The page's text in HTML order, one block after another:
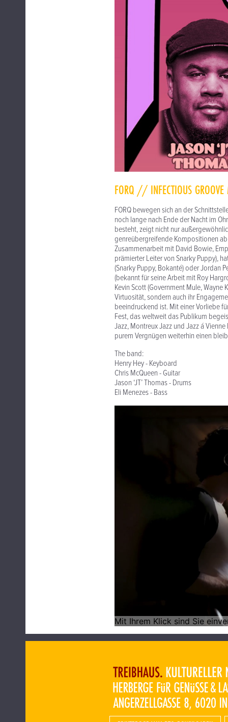
FORQ // INFECTIOUS GROOVE
FORQ bewegen sich an der
noch lange nach Ende der Nacht im
besteht, zeigt nicht nur
genreübergreifende Kompositionen
Zusammenarbeit mit David Bowie,
prämierter Leiter von Snarky Puppy),
(Snarky Puppy, Bokanté) oder Jordan
(bekannt für seine Arbeit mit Roy
Kevin Scott (Government Mule, Wayne
Virtuosität, sondern auch ihr
beeindruckend ist. Mit einer Vorliebe
Fest, das weltweit das Publikum
Jazz, Montreux Jazz und Jazz á
purem Vergnügen weiterhin einen
The band:
Henry Hey - Keyboard
Chris McQueen - Guitar
Jason ‘JT’ Thomas - Drums
Eli Menezes - Bass